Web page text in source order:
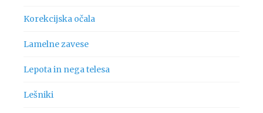
Korekcijska očala
Lamelne zavese
Lepota in nega telesa
Lešniki